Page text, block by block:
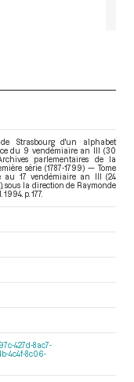
Strasbourg d'un alphabet
du 9 vendémiaire an III (30
parlementaires de la
série (1787-1799) — Tome
au 17 vendémiaire an III (24
, sous la direction de Raymonde
p. 177.
427d-8ac7-
4c4f-8c06-